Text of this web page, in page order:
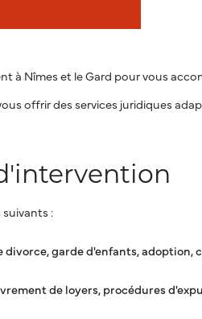
à Nîmes et le Gard pour vous
offrir des services juridiques
:
divorce, garde d'enfants, adoption,
de loyers, procédures